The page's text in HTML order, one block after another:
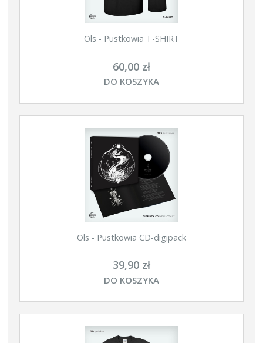
Ols - Pustkowia T-SHIRT
60,00 zł
DO KOSZYKA
Ols - Pustkowia CD-digipack
39,90 zł
DO KOSZYKA